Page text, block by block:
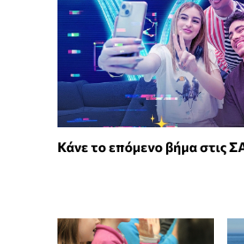
Κάνε το επόμενο βήμα στις